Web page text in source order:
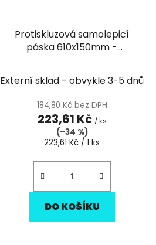
Protiskluzová samolepicí
páska 610x150mm -
Externí sklad - obvykle 3-5 dnů
184,80 Kč bez DPH
223,61 Kč / ks
(–34 %)
Měrná
223,61 Kč / 1 ks
DO KOŠÍKU